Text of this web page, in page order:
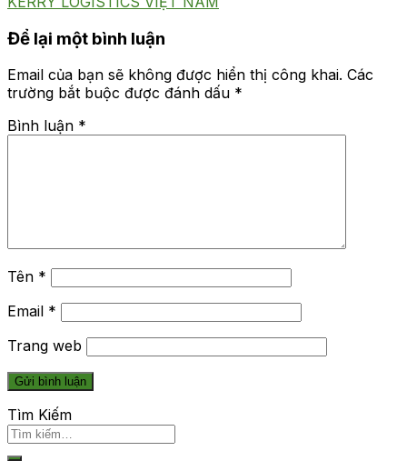
Để lại một bình luận
Email của bạn sẽ không được hiển thị công khai. Các
trường bắt buộc được đánh dấu *
Bình luận *
Tên *
Email *
Trang web
Tìm Kiếm